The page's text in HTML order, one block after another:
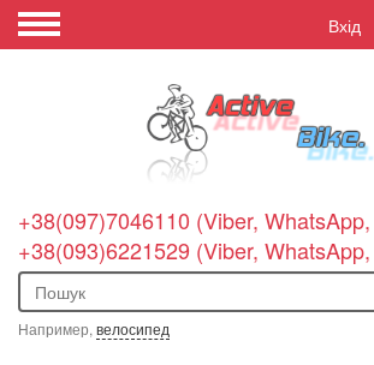
Вхід
+38(097)7046110 (Viber,
+38(093)6221529 (Viber,
Например, велосипед